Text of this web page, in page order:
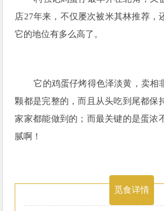
店27年来，不仅屡次被米其林推荐，
它的地位有多么高了。
它的鸡蛋仔烤得色泽淡黄，卖相
颗都是完整的，而且从头吃到尾都保
家家都能做到的；而最关键的是蛋浓
腻啊！
觅食详情